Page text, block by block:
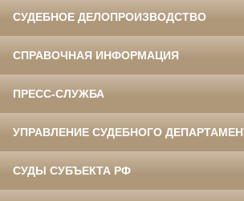
СУДЕБНОЕ ДЕЛОПРОИЗВОДСТВО
СПРАВОЧНАЯ ИНФОРМАЦИЯ
ПРЕСС-СЛУЖБА
УПРАВЛЕНИЕ СУДЕБНОГО
СУДЫ СУБЪЕКТА РФ